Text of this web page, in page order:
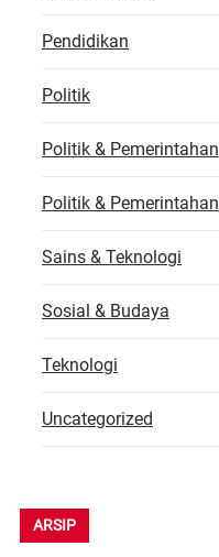
Pendidikan
Politik
Politik & Pemerintahan
Politik & Pemerintahan
Sains & Teknologi
Sosial & Budaya
Teknologi
Uncategorized
ARSIP